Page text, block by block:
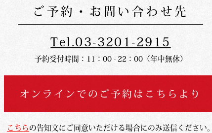
ご予約・お問い合わせ先
Tel.03-3201-2915
予約受付時間：11：00 - 22：00（年中無休）
オンラインでの ご予約はこちらより
こちら の告知文にご同意いただける場合にのみ送信ください。